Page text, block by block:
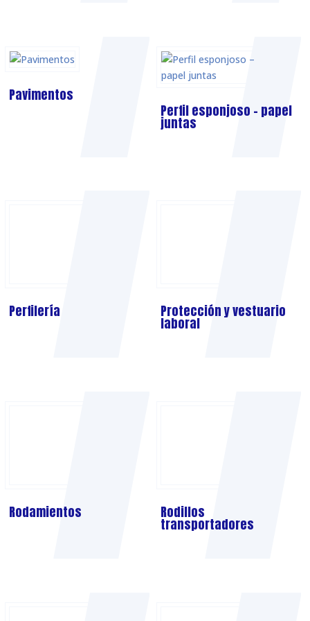
Pavimentos
Perfil esponjoso – papel
juntas
Perfilería Protección y vestuario
laboral
Rodamientos Rodillos
transportadores